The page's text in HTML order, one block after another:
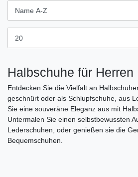
Halbschuhe für Herren
Entdecken Sie die Vielfalt an
geschnürt oder als Schlupfschuhe, aus
Sie eine souveräne Eleganz aus mit
Untermalen Sie einen selbstbewussten
Lederschuhen, oder genießen sie die
Bequemschuhen.